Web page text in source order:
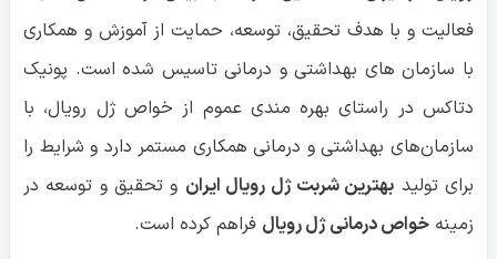
فعالیت و با هدف تحقیق، توسعه، حمایت از آموزش و همکاری
با سازمان های بهداشتی و درمانی تاسیس شده است. پونیک
دتاکس در راستای بهره مندی عموم از خواص ژل رویال، با
سازمان‌های بهداشتی و درمانی همکاری مستمر دارد و شرایط را
برای تولید بهترین شربت ژل رویال ایران و تحقیق و توسعه در
زمینه خواص درمانی ژل رویال فراهم کرده است.